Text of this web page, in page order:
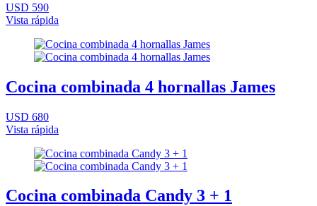
USD 590
Vista rápida
Cocina combinada 4 hornallas James
USD 680
Vista rápida
Cocina combinada Candy 3 + 1